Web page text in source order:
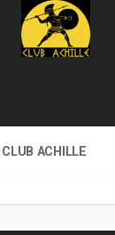
CLUB ACHILLE